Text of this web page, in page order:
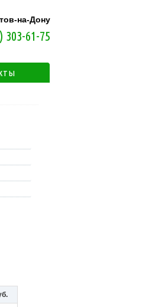
на-Дону
303-61-75